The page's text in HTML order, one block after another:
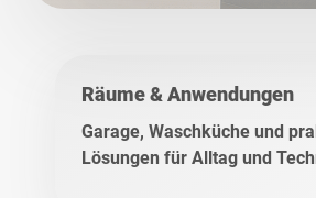
Räume & Anwendungen
Garage, Waschküche und
Lösungen für Alltag und